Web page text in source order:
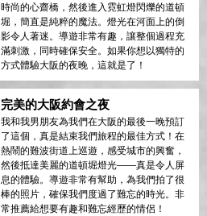
時尚的心齋橋，然後進入霓虹燈閃爍的道頓
堀，簡直是純粹的魔法。燈光在河面上的倒
影令人著迷。導遊非常有趣，讓整個過程充
滿刺激，同時確保安全。如果你想以獨特的
方式體驗大阪的夜晚，這就是了！
完美的大阪約會之夜
我和我男朋友為我們在大阪的最後一晚預訂
了這個，真是結束我們旅程的最佳方式！在
熱鬧的難波街道上巡遊，感受城市的興奮，
然後抵達美麗的道頓堀燈光——真是令人屏
息的體驗。導遊非常有幫助，為我們拍了很
棒的照片，確保我們度過了難忘的時光。非
常推薦給想要有趣和難忘經歷的情侶！